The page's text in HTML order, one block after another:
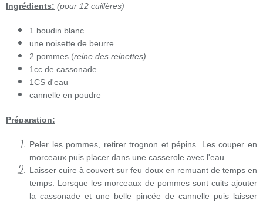
Ingrédients: (pour 12 cuillères)
1 boudin blanc
une noisette de beurre
2 pommes (reine des reinettes)
1cc de cassonade
1CS d'eau
cannelle en poudre
Préparation:
Peler les pommes, retirer trognon et pépins. Les couper en
morceaux puis placer dans une casserole avec l'eau.
Laisser cuire à couvert sur feu doux en remuant de temps en
temps. Lorsque les morceaux de pommes sont cuits ajouter
la cassonade et une belle pincée de cannelle puis laisser